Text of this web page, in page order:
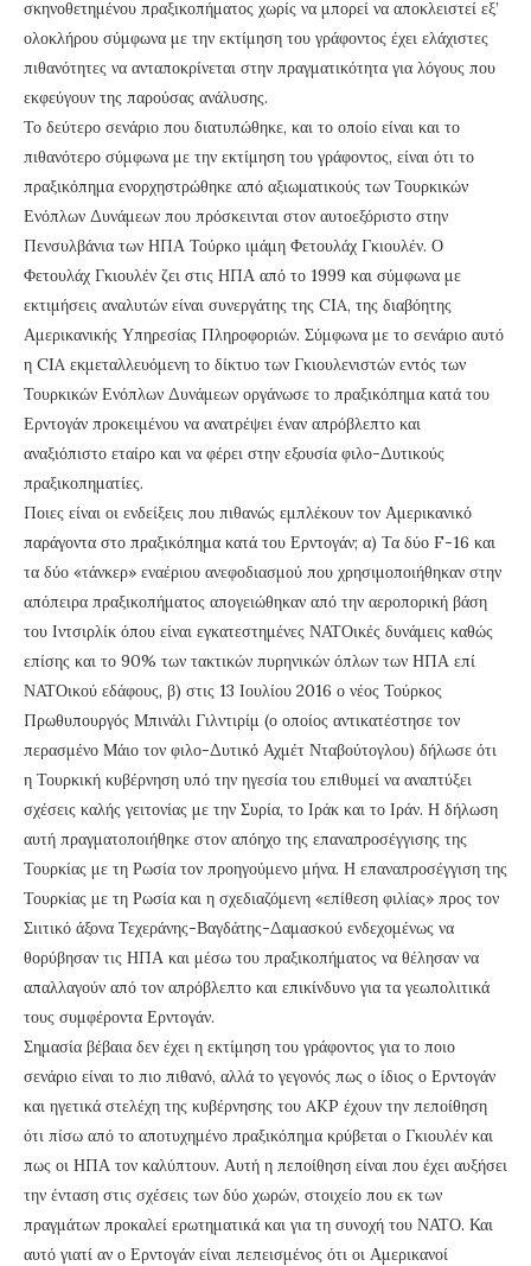
σκηνοθετημένου πραξικοπήματος χωρίς να μπορεί να αποκλειστεί εξ’
ολοκλήρου σύμφωνα με την εκτίμηση του γράφοντος έχει ελάχιστες
πιθανότητες να ανταποκρίνεται στην πραγματικότητα για λόγους που
εκφεύγουν της παρούσας ανάλυσης.
Το δεύτερο σενάριο που διατυπώθηκε, και το οποίο είναι και το
πιθανότερο σύμφωνα με την εκτίμηση του γράφοντος, είναι ότι το
πραξικόπημα ενορχηστρώθηκε από αξιωματικούς των Τουρκικών
Ενόπλων Δυνάμεων που πρόσκεινται στον αυτοεξόριστο στην
Πενσυλβάνια των ΗΠΑ Τούρκο ιμάμη Φετουλάχ Γκιουλέν. Ο
Φετουλάχ Γκιουλέν ζει στις ΗΠΑ από το 1999 και σύμφωνα με
εκτιμήσεις αναλυτών είναι συνεργάτης της CIA, της διαβόητης
Αμερικανικής Υπηρεσίας Πληροφοριών. Σύμφωνα με το σενάριο αυτό
η CIA εκμεταλλευόμενη το δίκτυο των Γκιουλενιστών εντός των
Τουρκικών Ενόπλων Δυνάμεων οργάνωσε το πραξικόπημα κατά του
Ερντογάν προκειμένου να ανατρέψει έναν απρόβλεπτο και
αναξιόπιστο εταίρο και να φέρει στην εξουσία φιλο-Δυτικούς
πραξικοπηματίες.
Ποιες είναι οι ενδείξεις που πιθανώς εμπλέκουν τον Αμερικανικό
παράγοντα στο πραξικόπημα κατά του Ερντογάν; α) Τα δύο F-16 και
τα δύο «τάνκερ» εναέριου ανεφοδιασμού που χρησιμοποιήθηκαν στην
απόπειρα πραξικοπήματος απογειώθηκαν από την αεροπορική βάση
του Ιντσιρλίκ όπου είναι εγκατεστημένες ΝΑΤΟικές δυνάμεις καθώς
επίσης και το 90% των τακτικών πυρηνικών όπλων των ΗΠΑ επί
ΝΑΤΟικού εδάφους, β) στις 13 Ιουλίου 2016 ο νέος Τούρκος
Πρωθυπουργός Μπινάλι Γιλντιρίμ (ο οποίος αντικατέστησε τον
περασμένο Μάιο τον φιλο-Δυτικό Αχμέτ Νταβούτογλου) δήλωσε ότι
η Τουρκική κυβέρνηση υπό την ηγεσία του επιθυμεί να αναπτύξει
σχέσεις καλής γειτονίας με την Συρία, το Ιράκ και το Ιράν. Η δήλωση
αυτή πραγματοποιήθηκε στον απόηχο της επαναπροσέγγισης της
Τουρκίας με τη Ρωσία τον προηγούμενο μήνα. Η επαναπροσέγγιση της
Τουρκίας με τη Ρωσία και η σχεδιαζόμενη «επίθεση φιλίας» προς τον
Σιιτικό άξονα Τεχεράνης-Βαγδάτης-Δαμασκού ενδεχομένως να
θορύβησαν τις ΗΠΑ και μέσω του πραξικοπήματος να θέλησαν να
απαλλαγούν από τον απρόβλεπτο και επικίνδυνο για τα γεωπολιτικά
τους συμφέροντα Ερντογάν.
Σημασία βέβαια δεν έχει η εκτίμηση του γράφοντος για το ποιο
σενάριο είναι το πιο πιθανό, αλλά το γεγονός πως ο ίδιος ο Ερντογάν
και ηγετικά στελέχη της κυβέρνησης του AKP έχουν την πεποίθηση
ότι πίσω από το αποτυχημένο πραξικόπημα κρύβεται ο Γκιουλέν και
πως οι ΗΠΑ τον καλύπτουν. Αυτή η πεποίθηση είναι που έχει αυξήσει
την ένταση στις σχέσεις των δύο χωρών, στοιχείο που εκ των
πραγμάτων προκαλεί ερωτηματικά και για τη συνοχή του ΝΑΤΟ. Και
αυτό γιατί αν ο Ερντογάν είναι πεπεισμένος ότι οι Αμερικανοί